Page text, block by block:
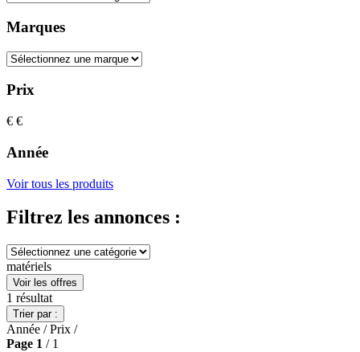
Marques
Prix
€ €
Année
Voir tous les produits
Filtrez les annonces :
matériels
Voir les offres
1 résultat
Trier par :
Année / Prix /
Page 1 / 1